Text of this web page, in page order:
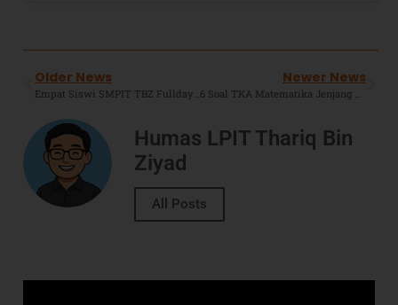
Older News Newer News
Humas LPIT Thariq Bin
Ziyad
All Posts